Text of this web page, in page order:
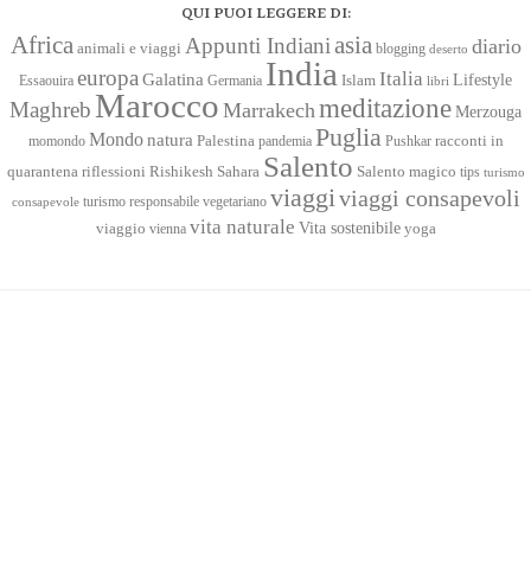
QUI PUOI LEGGERE DI:
Africa animali e viaggi Appunti Indianiasia blogging deserto diario
Essaouira europaGalatina Germania India Islam Italia libri Lifestyle
Maghreb Marocco MarrakechmeditazioneMerzouga
momondo Mondo natura Palestina pandemia Puglia Pushkar racconti in
quarantena riflessioni Rishikesh Sahara Salento Salento magico tips turismo
consapevole turismo responsabile vegetariano viaggiviaggi consapevoli
viaggio vienna vita naturale Vita sostenibile yoga